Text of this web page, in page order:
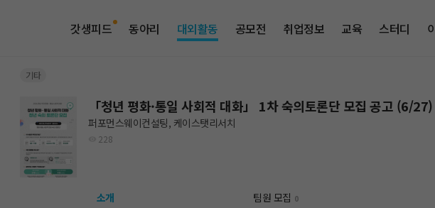
갓생피드 동아리 대외활동 공모전 취업정보 교육 스터디
기타
「청년 평화·통일 사회적 대화」 1차 숙의토론단 모집 공고 (6/27)
퍼포먼스웨이컨설팅, 케이스탯리서치
228
소개 팀원 모집 0